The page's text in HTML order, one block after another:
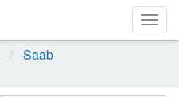
Saab